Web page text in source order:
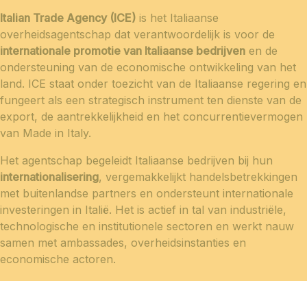
Italian Trade Agency (ICE) is het Italiaanse
overheidsagentschap dat verantwoordelijk is voor de
internationale promotie van Italiaanse bedrijven en de
ondersteuning van de economische ontwikkeling van het
land. ICE staat onder toezicht van de Italiaanse regering en
fungeert als een strategisch instrument ten dienste van de
export, de aantrekkelijkheid en het concurrentievermogen
van Made in Italy.
Het agentschap begeleidt Italiaanse bedrijven bij hun
internationalisering, vergemakkelijkt handelsbetrekkingen
met buitenlandse partners en ondersteunt internationale
investeringen in Italië. Het is actief in tal van industriële,
technologische en institutionele sectoren en werkt nauw
samen met ambassades, overheidsinstanties en
economische actoren.